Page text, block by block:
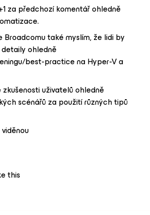
za předchozí komentář ohledně
také myslím, že lidi by
ohledně
best-practice na Hyper-V a
uživatelů ohledně
scénářů za použití různých tipů
this